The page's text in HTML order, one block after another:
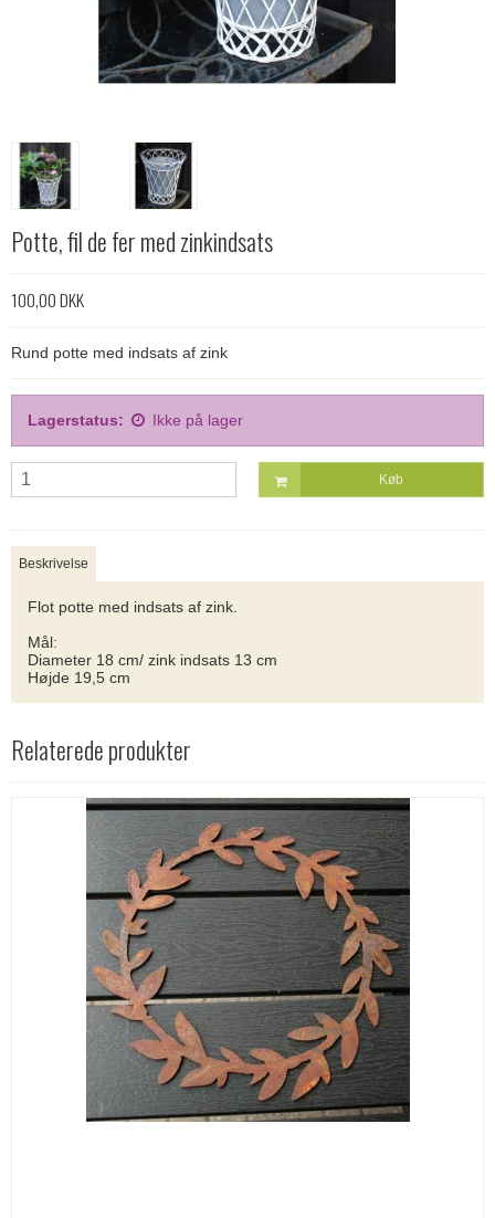
Potte, fil de fer med zinkindsats
100,00 DKK
Rund potte med indsats af zink
Lagerstatus: Ikke på lager
Køb
Beskrivelse
Flot potte med indsats af zink.
Mål:
Diameter 18 cm/ zink indsats 13 cm
Højde 19,5 cm
Relaterede produkter